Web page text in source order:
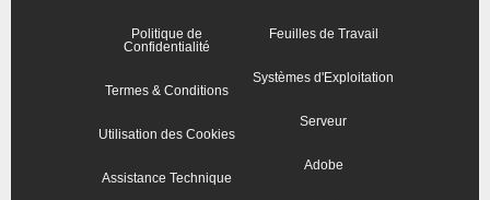
Politique de
Confidentialité
Termes & Conditions
Utilisation des Cookies
Assistance Technique
Feuilles de Travail
Systèmes d'Exploitation
Serveur
Adobe